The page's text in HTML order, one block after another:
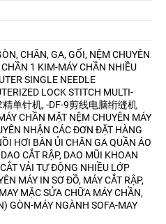
CHĂN, GA, GỐI, NỆM CHUYÊN
1 KIM-MÁY CHẦN NHIỀU
SINGLE NEEDLE
LOCK STITCH MULTI-
精单针机, -DF-9剪线电脑绗缝机
CHẦN MẶT NỆM CHUYÊN MÁY
NHẬN CÁC ĐƠN ĐẶT HÀNG
HƠI BÀN ỦI CHĂN GA QUẦN ÁO
CẮT RẬP, DAO MŨI KHOAN
VẢI TỰ ĐỘNG NHIỀU LỚP
MÁY IN SƠ ĐỒ, MÁY CẮT RẬP,
MẶCSỬA CHỮA MÁY CHẦN,
GÒN-MÁY NGÀNH SOFA-MAY